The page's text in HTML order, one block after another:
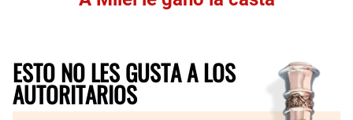
ESTO NO LES GUSTA A LOS
AUTORITARIOS